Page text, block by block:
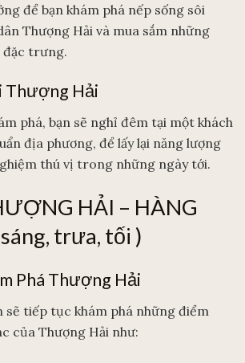
để bạn khám phá nếp sống sôi
Thượng Hải và mua sắm những
đặc trưng.
Thượng Hải
phá, bạn sẽ nghỉ đêm tại một khách
địa phương, để lấy lại năng lượng
thú vị trong những ngày tới.
HẢI – HÀNG
trưa, tối )
Phá Thượng Hải
sẽ tiếp tục khám phá những điểm
của Thượng Hải như: